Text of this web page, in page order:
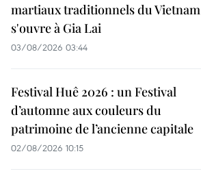
martiaux traditionnels du Vietnam
s'ouvre à Gia Lai
03/08/2026 03:44
Festival Huê 2026 : un Festival
d’automne aux couleurs du
patrimoine de l’ancienne capitale
02/08/2026 10:15